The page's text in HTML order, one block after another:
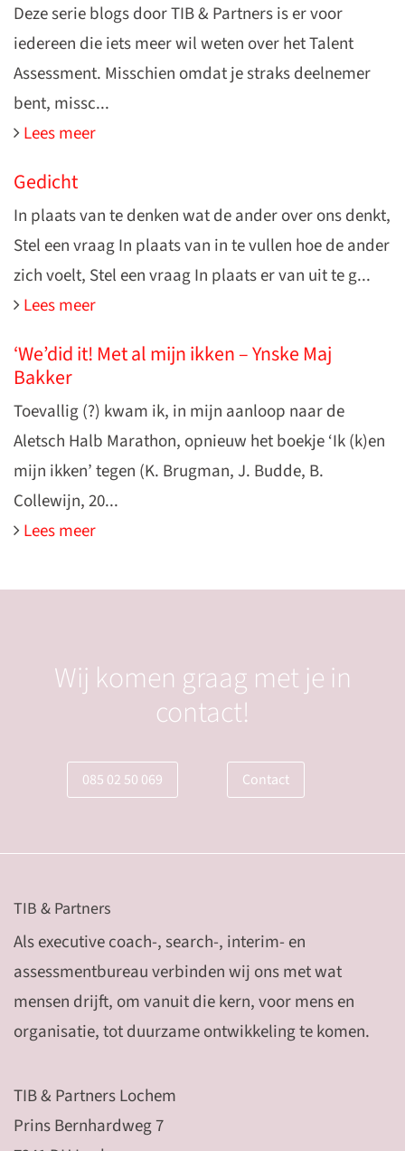
Deze serie blogs door TIB & Partners is er voor
iedereen die iets meer wil weten over het Talent
Assessment. Misschien omdat je straks deelnemer
bent, missc...
Lees meer
Gedicht
In plaats van te denken wat de ander over ons denkt,
Stel een vraag In plaats van in te vullen hoe de ander
zich voelt, Stel een vraag In plaats er van uit te g...
Lees meer
‘We’did it! Met al mijn ikken – Ynske Maj
Bakker
Toevallig (?) kwam ik, in mijn aanloop naar de
Aletsch Halb Marathon, opnieuw het boekje ‘Ik (k)en
mijn ikken’ tegen (K. Brugman, J. Budde, B.
Collewijn, 20...
Lees meer
Wij komen graag met je in
contact!
085 02 50 069 Contact
TIB & Partners
Als executive coach-, search-, interim- en
assessmentbureau verbinden wij ons met wat
mensen drijft, om vanuit die kern, voor mens en
organisatie, tot duurzame ontwikkeling te komen.
TIB & Partners Lochem
Prins Bernhardweg 7